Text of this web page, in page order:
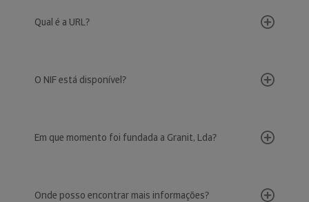
Qual é a URL?
O NIF está disponível?
Em que momento foi fundada a Granit, Lda?
Onde posso encontrar mais informações?